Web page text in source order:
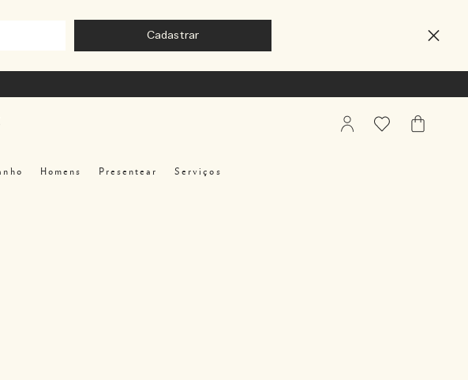
Homens Presentear Serviços
My
FavoritosMeu